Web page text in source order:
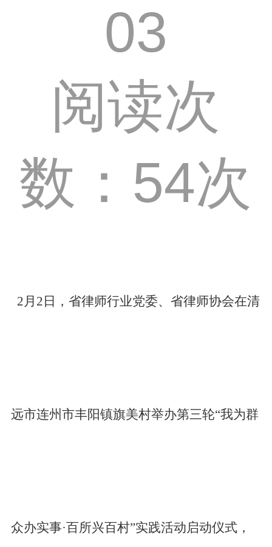
03
阅读次
数：54次
2月2日，省律师行业党委、省律师协会在清
远市连州市丰阳镇旗美村举办第三轮“我为群
众办实事·百所兴百村”实践活动启动仪式，